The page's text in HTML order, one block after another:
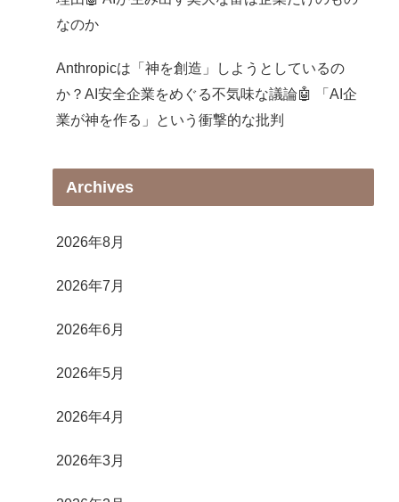
なのか
Anthropicは「神を創造」しようとしているの
か？AI安全企業をめぐる不気味な議論🤖 「AI企
業が神を作る」という衝撃的な批判
Archives
2026年8月
2026年7月
2026年6月
2026年5月
2026年4月
2026年3月